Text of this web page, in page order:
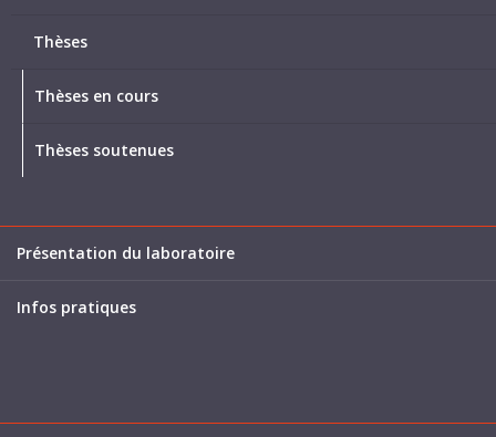
Thèses
Thèses en cours
Thèses soutenues
Présentation du laboratoire
Infos pratiques